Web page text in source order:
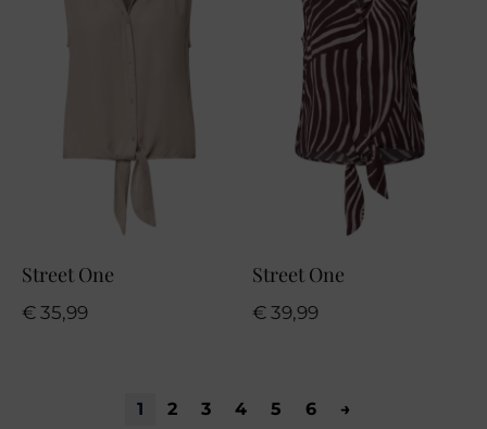
Street One
€ 35,99
Street One
€ 39,99
1 2 3 4 5 6 →